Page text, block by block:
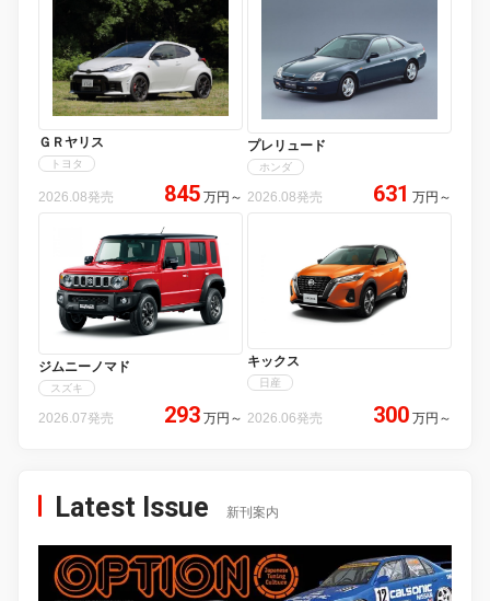
ＧＲヤリス
トヨタ
2026.08発売 845 万円 ～
プレリュード
ホンダ
2026.08発売 631 万円 ～
ジムニーノマド
スズキ
2026.07発売 293 万円 ～
キックス
日産
2026.06発売 300 万円 ～
Latest Issue 新刊案内